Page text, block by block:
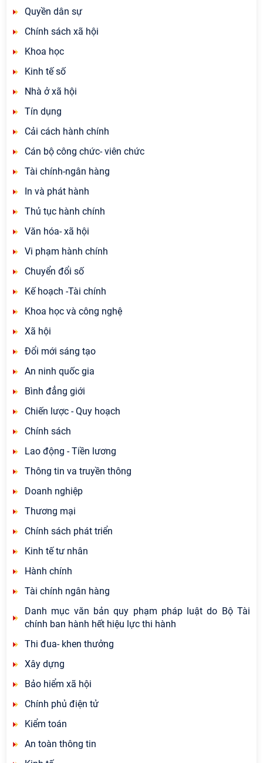
Quyền dân sự
Chính sách xã hội
Khoa học
Kinh tế số
Nhà ở xã hội
Tín dụng
Cải cách hành chính
Cán bộ công chức- viên chức
Tài chính-ngân hàng
In và phát hành
Thủ tục hành chính
Văn hóa- xã hội
Vi phạm hành chính
Chuyển đổi số
Kế hoạch -Tài chính
Khoa học và công nghệ
Xã hội
Đổi mới sáng tạo
An ninh quốc gia
Bình đẳng giới
Chiến lược - Quy hoạch
Chính sách
Lao động - Tiền lương
Thông tin va truyền thông
Doanh nghiệp
Thương mại
Chính sách phát triển
Kinh tế tư nhân
Hành chính
Tài chính ngân hàng
Danh mục văn bản quy phạm pháp luật do Bộ Tài
chính ban hành hết hiệu lực thi hành
Thi đua- khen thưởng
Xây dựng
Bảo hiểm xã hội
Chính phủ điện tử
Kiểm toán
An toàn thông tin